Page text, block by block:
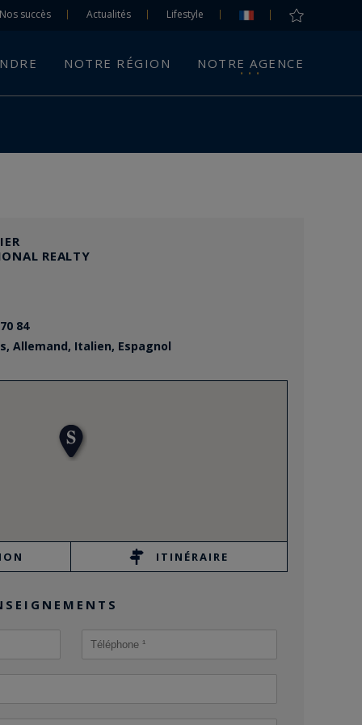
Nos succès Actualités Lifestyle
NOTRE RÉGION NOTRE AGENCE
REALTY
84
Allemand, Italien, Espagnol
ITINÉRAIRE